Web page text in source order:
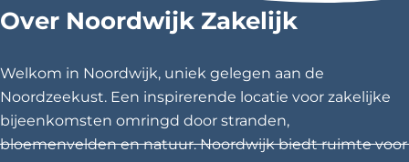
Over Noordwijk Zakelijk
Welkom in Noordwijk, uniek gelegen aan de
Noordzeekust. Een inspirerende locatie voor zakelijke
bijeenkomsten omringd door stranden,
bloemenvelden en natuur. Noordwijk biedt ruimte voor